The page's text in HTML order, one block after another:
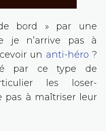
bord » par une
je n’arrive pas à
un anti-héro ?
par ce type de
les loser-
pas à maîtriser leur